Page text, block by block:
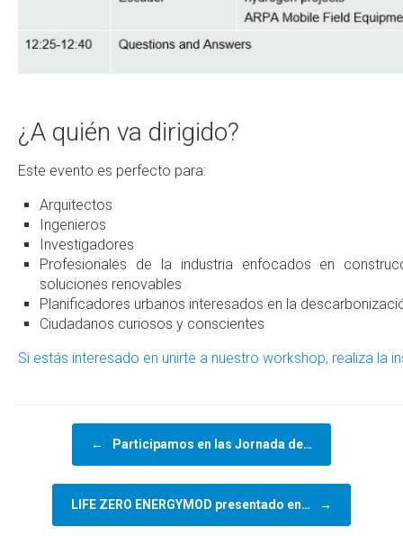
¿A quién va dirigido?
Este evento es perfecto para:
Arquitectos
Ingenieros
Investigadores
Profesionales de la industria enfocados en
soluciones renovables
Planificadores urbanos interesados en la
Ciudadanos curiosos y conscientes
Si estás interesado en unirte a nuestro workshop, realiza la
Navegador de artículos
← Participamos en las Jornada de…
LIFE ZERO ENERGYMOD presentado en… →